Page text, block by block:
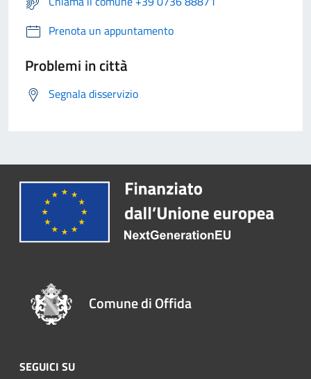
Prenota un appuntamento
Problemi in città
Segnala disservizio
Comune di Offida
SEGUICI SU